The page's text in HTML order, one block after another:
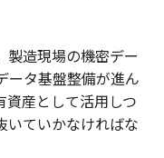
製造現場の機密デー
ータ基盤整備が進ん
資産として活用しつ
いていかなければな